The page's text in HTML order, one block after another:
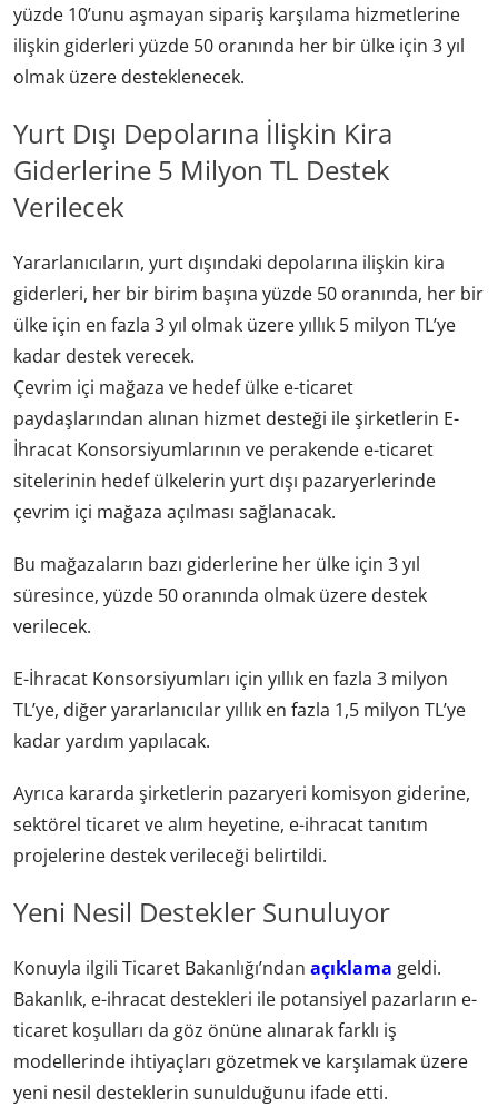
yüzde 10’unu aşmayan sipariş karşılama hizmetlerine
ilişkin giderleri yüzde 50 oranında her bir ülke için 3 yıl
olmak üzere desteklenecek.
Yurt Dışı Depolarına İlişkin Kira
Giderlerine 5 Milyon TL Destek
Verilecek
Yararlanıcıların, yurt dışındaki depolarına ilişkin kira
giderleri, her bir birim başına yüzde 50 oranında, her bir
ülke için en fazla 3 yıl olmak üzere yıllık 5 milyon TL’ye
kadar destek verecek.
Çevrim içi mağaza ve hedef ülke e-ticaret
paydaşlarından alınan hizmet desteği ile şirketlerin E-
İhracat Konsorsiyumlarının ve perakende e-ticaret
sitelerinin hedef ülkelerin yurt dışı pazaryerlerinde
çevrim içi mağaza açılması sağlanacak.
Bu mağazaların bazı giderlerine her ülke için 3 yıl
süresince, yüzde 50 oranında olmak üzere destek
verilecek.
E-İhracat Konsorsiyumları için yıllık en fazla 3 milyon
TL’ye, diğer yararlanıcılar yıllık en fazla 1,5 milyon TL’ye
kadar yardım yapılacak.
Ayrıca kararda şirketlerin pazaryeri komisyon giderine,
sektörel ticaret ve alım heyetine, e-ihracat tanıtım
projelerine destek verileceği belirtildi.
Yeni Nesil Destekler Sunuluyor
Konuyla ilgili Ticaret Bakanlığı’ndan açıklama geldi.
Bakanlık, e-ihracat destekleri ile potansiyel pazarların e-
ticaret koşulları da göz önüne alınarak farklı iş
modellerinde ihtiyaçları gözetmek ve karşılamak üzere
yeni nesil desteklerin sunulduğunu ifade etti.